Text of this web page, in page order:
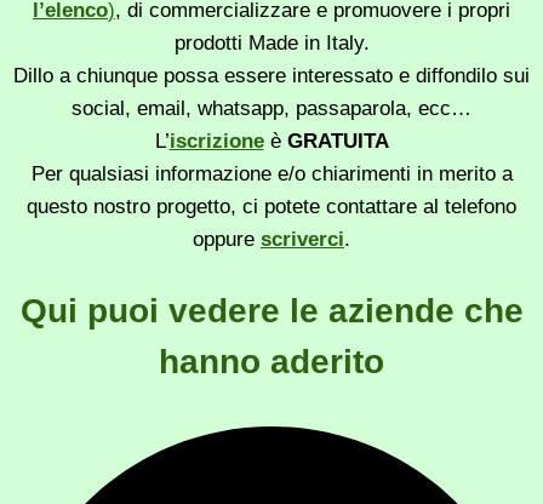
l’elenco), di commercializzare e promuovere i propri
prodotti Made in Italy.
Dillo a chiunque possa essere interessato e diffondilo sui
social, email, whatsapp, passaparola, ecc…
L’iscrizioneè GRATUITA
Per qualsiasi informazione e/o chiarimenti in merito a
questo nostro progetto, ci potete contattare al telefono
oppure scriverci.
Qui puoi vedere le aziende che
hanno aderito